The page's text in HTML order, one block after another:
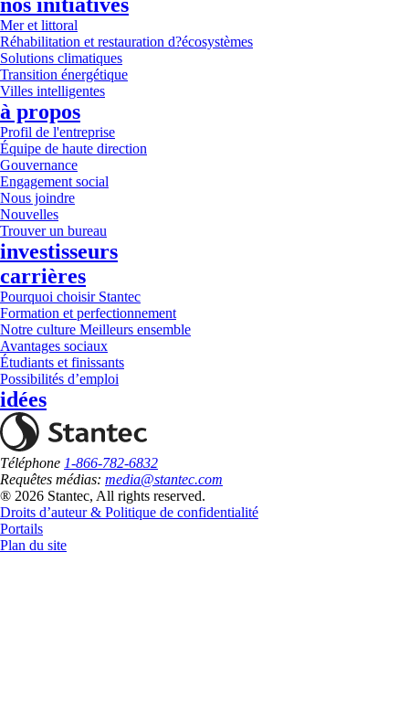
Mer et littoral
Réhabilitation et restauration d?écosystèmes
Solutions climatiques
Transition énergétique
Villes intelligentes
à propos
Profil de l'entreprise
Équipe de haute direction
Gouvernance
Engagement social
Nous joindre
Nouvelles
Trouver un bureau
investisseurs
carrières
Pourquoi choisir Stantec
Formation et perfectionnement
Notre culture Meilleurs ensemble
Avantages sociaux
Étudiants et finissants
Possibilités d’emploi
idées
Téléphone 1-866-782-6832
Requêtes médias: media@stantec.com
® 2026 Stantec, All rights reserved.
Droits d’auteur & Politique de confidentialité
Portails
Plan du site